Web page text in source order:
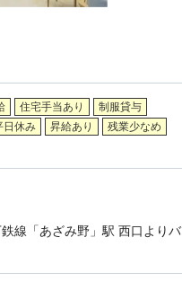
住宅手当あり
制服貸与
日休み 昇給あり
残業少なめ
線「あざみ野」駅 西口よりバ